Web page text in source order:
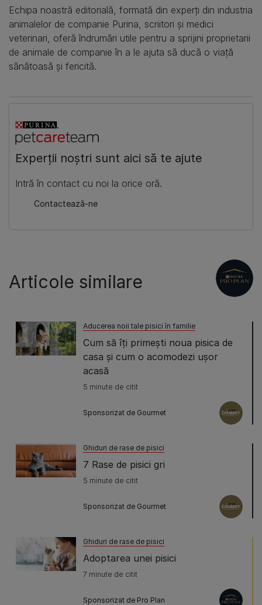
Echipa noastră editorială, formată din experți din industria
animalelor de companie Purina, scriitori și medici
veterinari, oferă îndrumări utile pentru a sprijini proprietarii
de animale de companie în a le ajuta să ducă o viață
sănătoasă și fericită.
​Experții noștri sunt aici să te ajute
​Intră în contact cu noi la orice oră.
​Contactează-ne
Articole similare
Aducerea noii tale pisici în familie
Cum să îți primești noua pisica de
casa și cum o acomodezi ușor
acasă
5 minute de citit
Sponsorizat de Gourmet
Ghiduri de rase de pisici
7 Rase de pisici gri
5 minute de citit
Sponsorizat de Gourmet
Ghiduri de rase de pisici
Adoptarea unei pisici
7 minute de citit
Sponsorizat de Pro Plan